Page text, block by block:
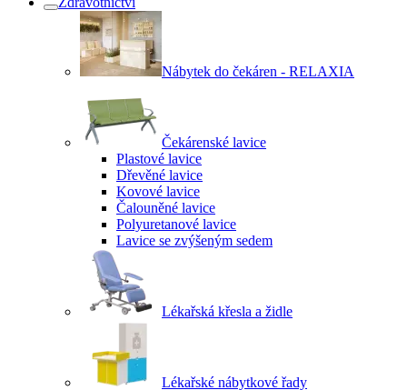
Nábytek do čekáren - RELAXIA
Čekárenské lavice
Plastové lavice
Dřevěné lavice
Kovové lavice
Čalouněné lavice
Polyuretanové lavice
Lavice se zvýšeným sedem
Lékařská křesla a židle
Lékařské nábytkové řady